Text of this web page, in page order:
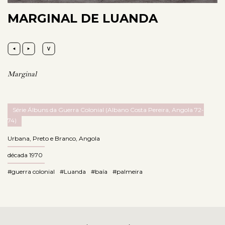
MARGINAL DE LUANDA
Marginal
Série Álbuns da Guerra Colonial (Albano Costa Pereira, Angola 72-
74)
Urbana, Preto e Branco, Angola
década 1970
#guerra colonial #Luanda #baía #palmeira